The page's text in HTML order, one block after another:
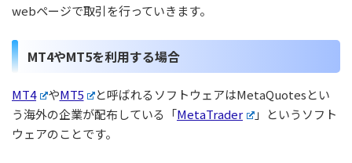
webページで取引を行っていきます。
MT4やMT5を利用する場合
MT4 やMT5
と呼ばれるソフトウェアはMetaQuotesとい
う海外の企業が配布している「MetaTrader
」というソフト
ウェアのことです。